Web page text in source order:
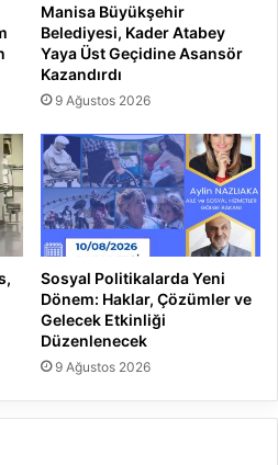
Manisa Büyükşehir
Belediyesi, Kader Atabey
Yaya Üst Geçidine Asansör
Kazandırdı
9 Ağustos 2026
Sosyal Politikalarda Yeni
Dönem: Haklar, Çözümler ve
Gelecek Etkinliği
Düzenlenecek
9 Ağustos 2026